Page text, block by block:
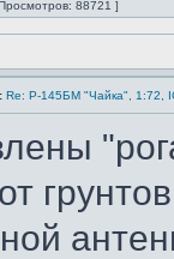
88721 ]
Re: Р-145БМ "Чайка", 1:72,